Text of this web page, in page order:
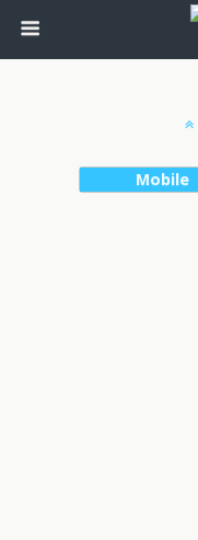
Mobile